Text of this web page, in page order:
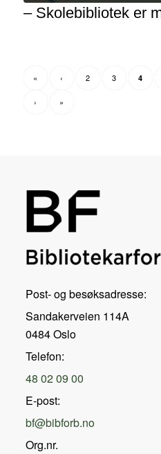
– Skolebibliotek er
« ‹ 2 3 4
› »
Post- og besøksadresse:
Sandakerveien 114A
0484 Oslo
Telefon:
48 02 09 00
E-post:
bf@bibforb.no
Org.nr.